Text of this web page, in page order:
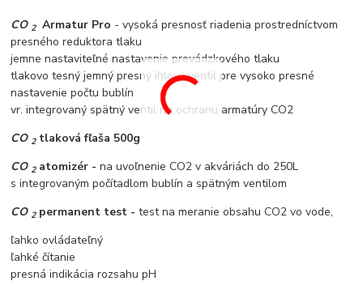
CO 2 Armatur Pro - vysoká presnosť riadenia prostredníctvom
presného reduktora tlaku
jemne nastaviteľné nastavenie prevádzkového tlaku
tlakovo tesný jemný presný ihlový ventil pre vysoko presné
nastavenie počtu bublín
vr. integrovaný spätný ventil na ochranu armatúry CO2
CO 2tlaková fľaša 500g
CO 2atomizér - na uvoľnenie CO2 v akváriách do 250L
s integrovaným počítadlom bublín a spätným ventilom
CO 2permanent test -test na meranie obsahu CO2 vo vode,
ľahko ovládateľný
ľahké čítanie
presná indikácia rozsahu pH